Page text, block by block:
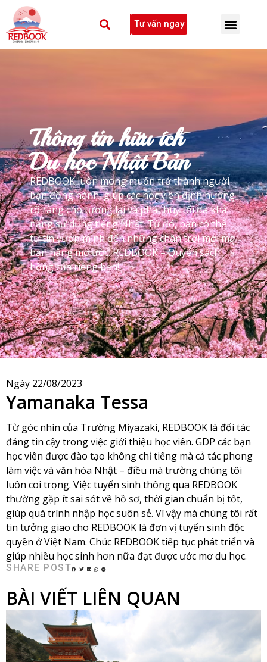
Tư vấn ngay
Thông tin hữu ích
Du học Nhật Bản
REDBOOK luôn mong muốn trở thành người
bạn đồng hành, giúp các học viên định hướng
rõ ràng cho tương lai và phát huy tối đa khả
năng sử dụng tiếng Nhật. Từ đó, bạn có thể
tự tin vươn mình đến những chân trời mới mà
bạn hằng mơ ước. REDBOOK – Quyển sách
hồng của riêng bạn!
Ngày 22/08/2023
Yamanaka Tessa
Từ góc nhìn của Trường Miyazaki, REDBOOK là đối tác
đáng tin cậy trong việc giới thiệu học viên. GDP các bạn
học viên được đào tạo không chỉ tiếng mà cả tác phong
làm việc và văn hóa Nhật – điều mà trường chúng tôi
luôn coi trọng. Việc tuyển sinh thông qua REDBOOK
thường gặp ít sai sót về hồ sơ, thời gian chuẩn bị tốt,
giúp quá trình nhập học suôn sẻ. Vì vậy mà chúng tôi rất
tin tưởng giao cho REDBOOK là đơn vị tuyển sinh độc
quyền ở Việt Nam. Chúc REDBOOK tiếp tục phát triển và
giúp nhiều học sinh hơn nữa đạt được ước mơ du học.
SHARE POST
BÀI VIẾT LIÊN QUAN